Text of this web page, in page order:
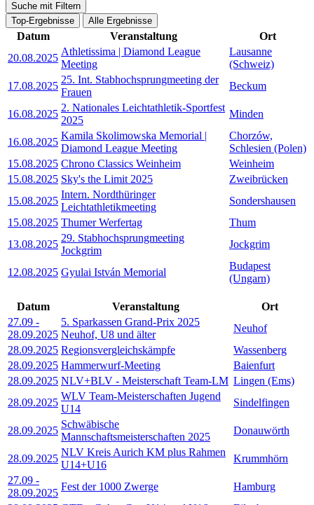
Suche mit Filtern
Top-Ergebnisse
Alle Ergebnisse
Datum Veranstaltung
Ort
20.08.2025
Athletissima | Diamond League
Meeting
Lausanne
(Schweiz)
17.08.2025
25. Int. Stabhochsprungmeeting der
Frauen
Beckum
16.08.2025
2. Nationales Leichtathletik-Sportfest
2025
Minden
16.08.2025
Kamila Skolimowska Memorial |
Diamond League Meeting
Chorzów,
Schlesien (Polen)
15.08.2025 Chrono Classics Weinheim
Weinheim
15.08.2025 Sky's the Limit 2025
Zweibrücken
15.08.2025
Intern. Nordthüringer
Leichtathletikmeeting
Sondershausen
15.08.2025 Thumer Werfertag
Thum
13.08.2025
29. Stabhochsprungmeeting
Jockgrim
Jockgrim
12.08.2025 Gyulai István Memorial
Budapest
(Ungarn)
Datum Veranstaltung
Ort
27.09 -
28.09.2025
5. Sparkassen Grand-Prix 2025
Neuhof, U8 und älter
Neuhof
28.09.2025 Regionsvergleichskämpfe
Wassenberg
28.09.2025 Hammerwurf-Meeting
Baienfurt
28.09.2025 NLV+BLV - Meisterschaft Team-LM Lingen (Ems)
28.09.2025
WLV Team-Meisterschaften Jugend
U14
Sindelfingen
28.09.2025
Schwäbische
Mannschaftsmeisterschaften 2025
Donauwörth
28.09.2025
NLV Kreis Aurich KM plus Rahmen
U14+U16
Krummhörn
27.09 -
28.09.2025
Fest der 1000 Zwerge
Hamburg